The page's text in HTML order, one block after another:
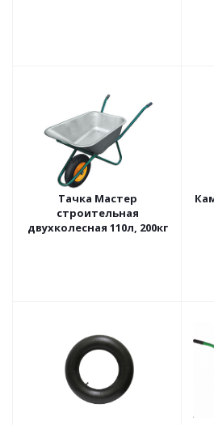
Тачка Мастер
строительная
двухколесная 110л, 200кг